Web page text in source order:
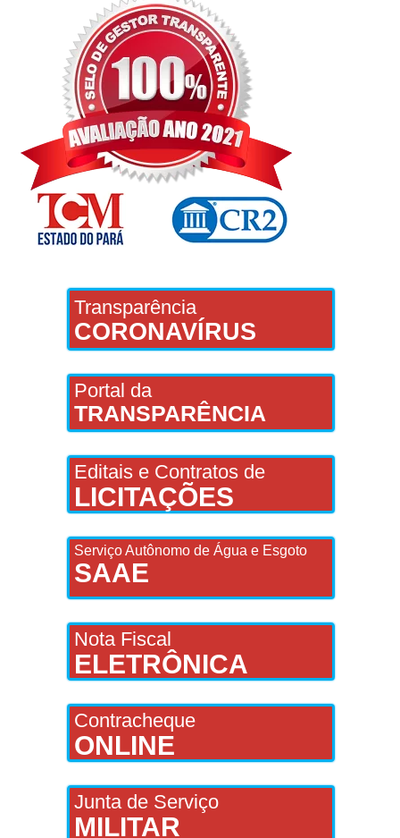
Transparência
CORONAVÍRUS
Portal da
TRANSPARÊNCIA
Editais e Contratos de
LICITAÇÕES
Serviço Autônomo de Água e Esgoto
SAAE
Nota Fiscal
ELETRÔNICA
Contracheque
ONLINE
Junta de Serviço
MILITAR